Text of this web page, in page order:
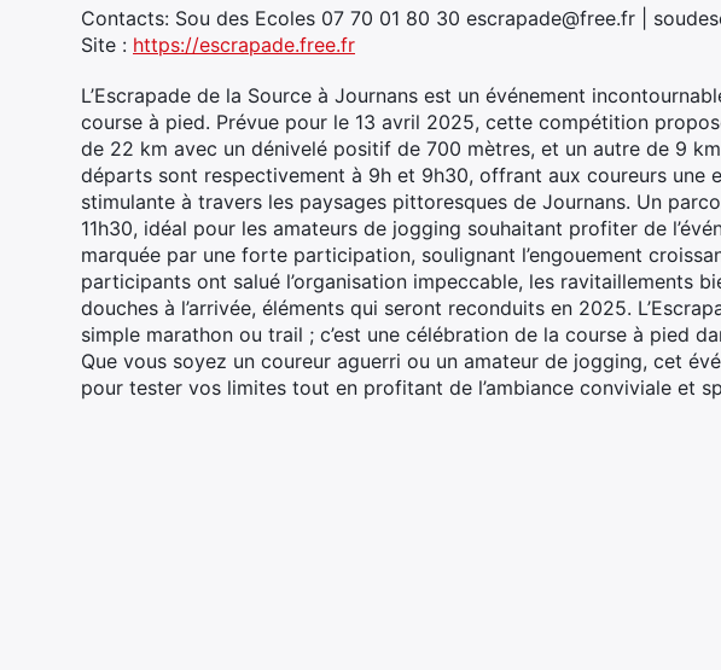
Contacts: Sou des Ecoles 07 70 01 80 30 escrapade@free.fr |
Site : https://escrapade.free.fr
L’Escrapade de la Source à Journans est un événement
course à pied. Prévue pour le 13 avril 2025, cette compétition
de 22 km avec un dénivelé positif de 700 mètres, et un autre de 9
départs sont respectivement à 9h et 9h30, offrant aux coureurs une
stimulante à travers les paysages pittoresques de Journans. Un
11h30, idéal pour les amateurs de jogging souhaitant profiter de
marquée par une forte participation, soulignant l’engouement
participants ont salué l’organisation impeccable, les ravitaillements
douches à l’arrivée, éléments qui seront reconduits en 2025.
simple marathon ou trail ; c’est une célébration de la course à pied
Que vous soyez un coureur aguerri ou un amateur de jogging, cet
pour tester vos limites tout en profitant de l’ambiance conviviale et